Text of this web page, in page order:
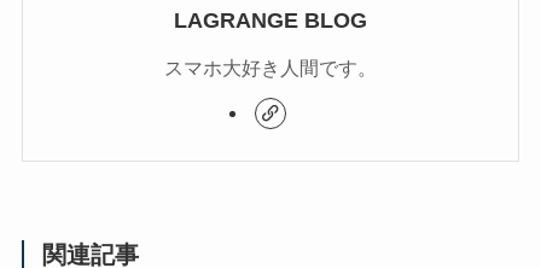
LAGRANGE BLOG
スマホ大好き人間です。
関連記事